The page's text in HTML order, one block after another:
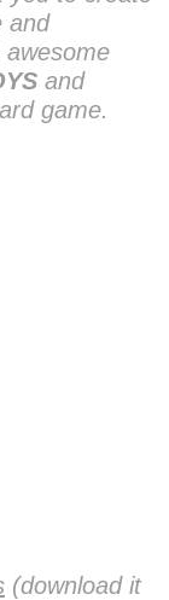
and
and
game.
(download it